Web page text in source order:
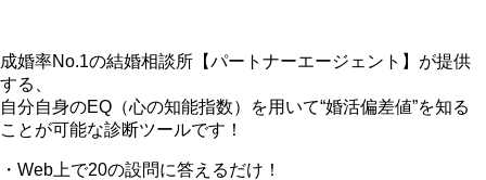
成婚率No.1の結婚相談所【パートナーエージェント】が提供
する、
自分自身のEQ（心の知能指数）を用いて“婚活偏差値”を知る
ことが可能な診断ツールです！
・Web上で20の設問に答えるだけ！